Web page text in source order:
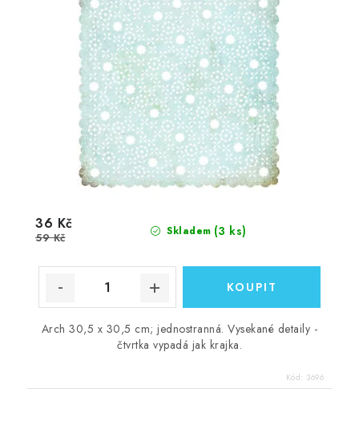
Skladem (3 ks)
36 Kč
59 Kč
Arch 30,5 x 30,5 cm; jednostranná. Vysekané detaily -
čtvrtka vypadá jak krajka.
Kód: 3696